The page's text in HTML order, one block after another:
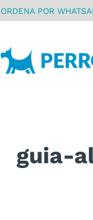
ORDENA POR
guia-